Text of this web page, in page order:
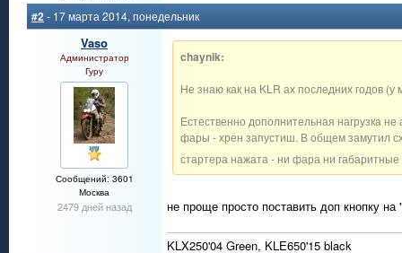
#2- 17 марта 2014, понедельник
Vaso
Администратор
Гуру
Сообщений: 3601
Москва
2479 дней назад
chaynik:
Не знаю как на KLR ах последних годов
Естественно дополнительная нагрузка
фары - хрен запустиш. В общем замутил
стартера нажата - ни фара ни габаритные
не проще просто поставить доп кнопку
KLX250'04 Green, KLE650'15 black